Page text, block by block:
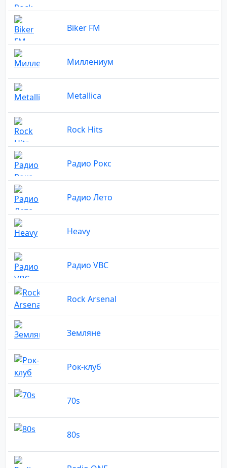
Biker FM
Миллениум
Metallica
Rock Hits
Радио Рокс
Радио Лето
Heavy
Радио VBC
Rock Arsenal
Земляне
Рок-клуб
70s
80s